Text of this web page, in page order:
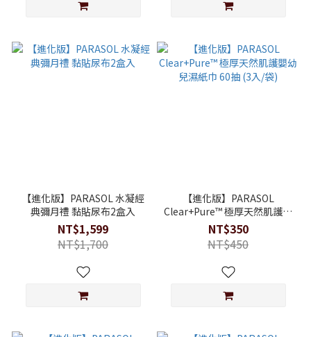
【進化版】PARASOL 水凝經
典彌月禮 黏貼尿布2盒入
NT$1,599
NT$1,700
【進化版】PARASOL
Clear+Pure™ 極厚天然肌護嬰
幼兒濕紙巾 60抽 (3入/袋)
NT$350
NT$450